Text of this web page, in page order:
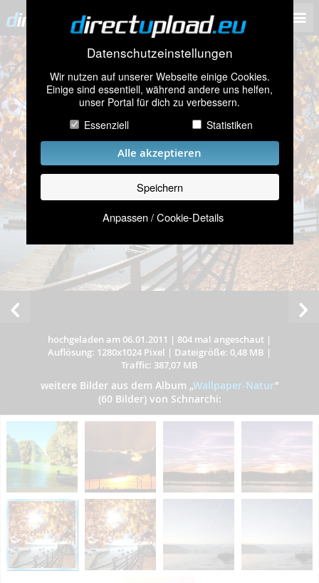
Datenschutzeinstellungen
Wir nutzen auf unserer Webseite einige Cookies.
Einige sind essentiell, während andere uns helfen,
unser Portal für dich zu verbessern.
Essenziell
Statistiken
Alle akzeptieren
Speichern
Anpassen / Cookie-Details
hochgeladen am 06.01.2011 | 804 mal angeschaut |
Auflösung: 1280x1024 Pixel | Dateigröße: 0,48 MB |
Traffic: 387,07 MB
weitere Bilder aus dem Album „Wallpaper-Natur”
(60 Bilder) von Schnarchi: